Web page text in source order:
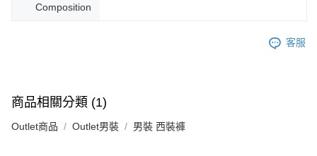
Composition
客服
商品相關分類 (1)
Outlet商品 Outlet男裝 男裝 西裝褲